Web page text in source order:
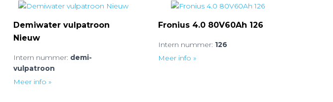
Demiwater vulpatroon
Nieuw
Intern nummer: demi-
vulpatroon
Meer info »
Fronius 4.0 80V60Ah 126
Intern nummer: 126
Meer info »